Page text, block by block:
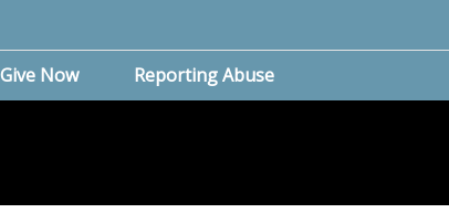
Give Now Reporting Abuse